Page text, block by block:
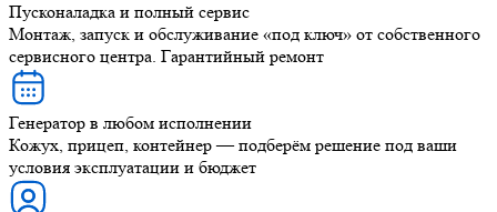
Пусконаладка и полный сервис
Монтаж, запуск и обслуживание «под ключ» от собственного
сервисного центра. Гарантийный ремонт
Генератор в любом исполнении
Кожух, прицеп, контейнер — подберём решение под ваши
условия эксплуатации и бюджет